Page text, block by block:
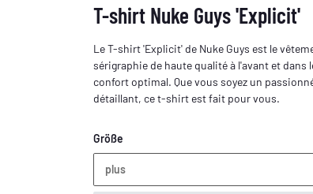
T-shirt Nuke Guys 'Explicit'
Le T-shirt 'Explicit' de Nuke Guys est le
sérigraphie de haute qualité à l'avant et
confort optimal. Que vous soyez un
détaillant, ce t-shirt est fait pour vous.
Größe
plus